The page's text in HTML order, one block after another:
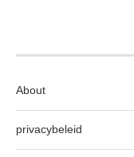
About
privacybeleid